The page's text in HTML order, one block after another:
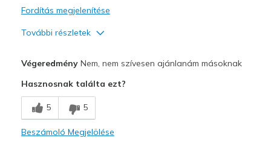
Fordítás megjelenítése
További részletek
Comfortable
Kontra
Need longer shoe strings
VégeredményNem, nem szívesen ajánlanám másoknak
Hasznosnak találta ezt?
5 5
Beszámoló Megjelölése